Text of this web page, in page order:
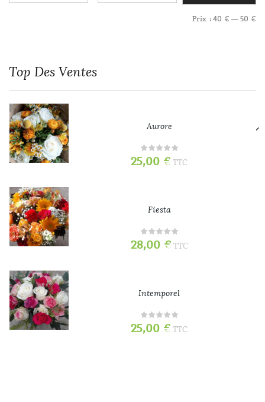
Prix : 40 € — 50 €
Top Des Ventes
Aurore
25,00 € TTC
Fiesta
28,00 € TTC
Intemporel
25,00 € TTC